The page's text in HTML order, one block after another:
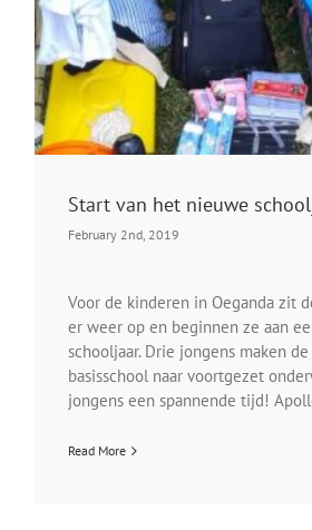
Start van het nieuwe
February 2nd, 2019
Voor de kinderen in Oeganda zit
er weer op en beginnen ze aan
schooljaar. Drie jongens maken
basisschool naar voortgezet
jongens een spannende tijd!
Read More